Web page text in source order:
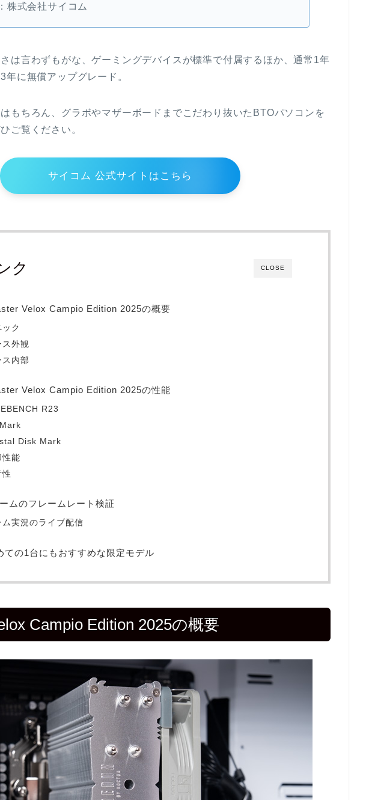
株式会社サイコム
は言わずもがな、ゲーミングデバイスが標準で付属するほか、通常1年
年に無償アップグレード。
もちろん、グラボやマザーボードまでこだわり抜いたBTOパソコンを
ご覧ください。
サイコム 公式サイトはこちら
CLOSE
ク
Velox Campio Edition 2025の概要
ック
ス外観
ス内部
Velox Campio Edition 2025の性能
R23
Disk Mark
性能
性
ムのフレームレート検証
ム実況のライブ配信
ての1台にもおすすめな限定モデル
Campio Edition 2025の概要